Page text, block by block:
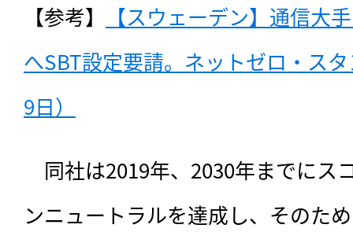
【参考】
【スウェーデン】通信大
へSBT設定要請。ネットゼロ・ス
9日）
同社は2019年、 2030年までにス
ンニュートラルを達成し、そのた